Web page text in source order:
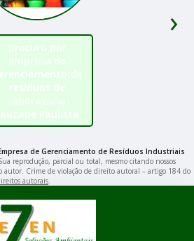
procuro por
empresa de
de
resíduos de
laboratório
Paulista
›
de Gerenciamento de Resíduos Industriais
reprodução, parcial ou total, mesmo citando nossos
autor. Crime de violação de direito autoral – artigo 184 do
autorais